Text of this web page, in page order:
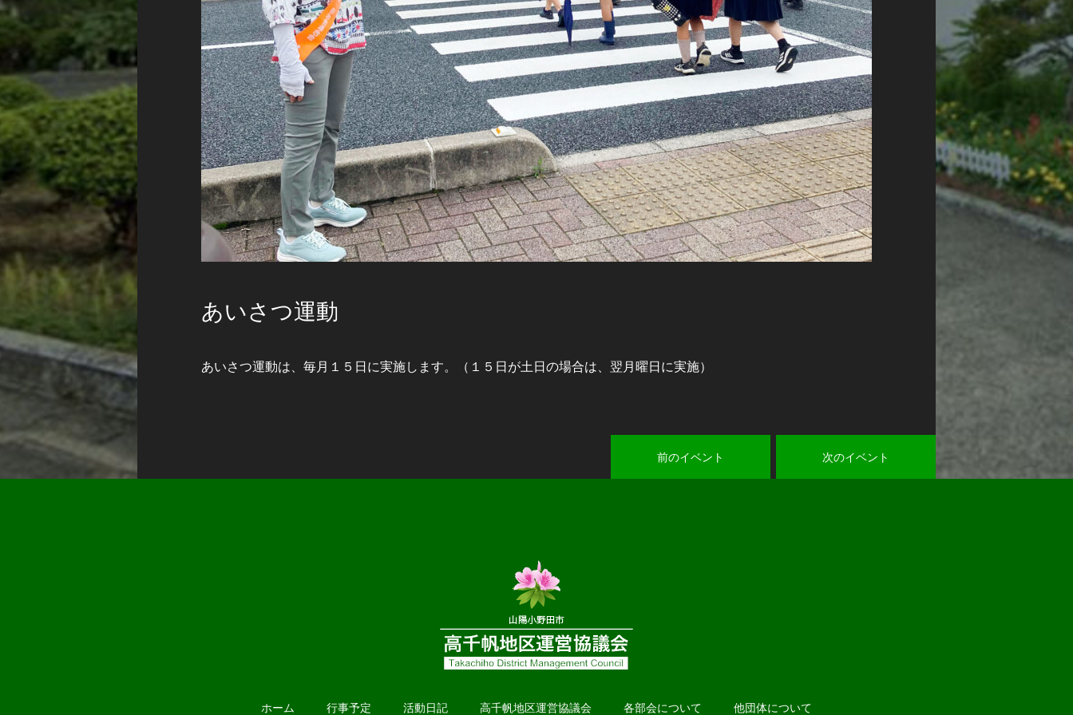
あいさつ運動
あいさつ運動は、毎月１５日に実施します。（１５日が土日の場合は、翌月曜日に実施）
前のイベント 次のイベント
ホーム 行事予定 活動日記 高千帆地区運営協議会 各部会について 他団体について